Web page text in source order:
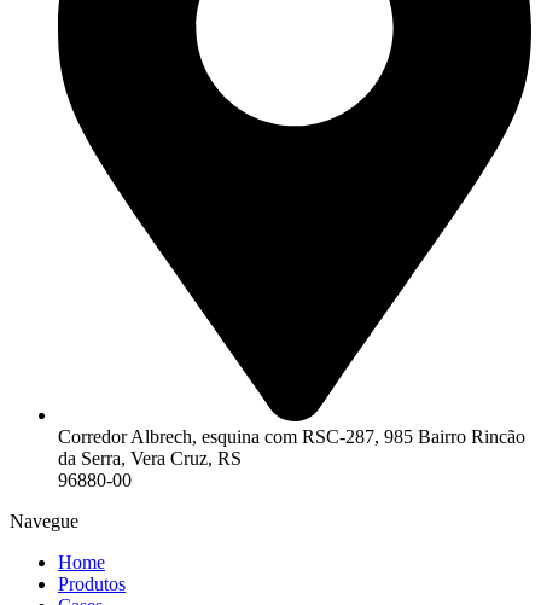
Corredor Albrech, esquina com RSC-287, 985 Bairro Rincão
da Serra, Vera Cruz, RS
96880-00
Navegue
Home
Produtos